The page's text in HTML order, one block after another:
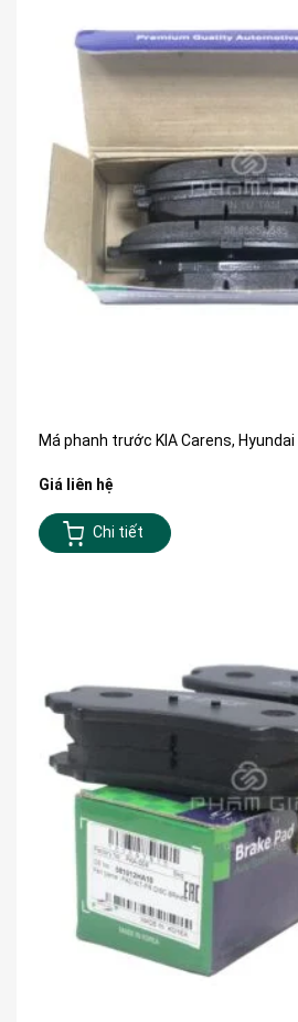
Má phanh trước KIA Carens,
Giá liên hệ
Chi tiết